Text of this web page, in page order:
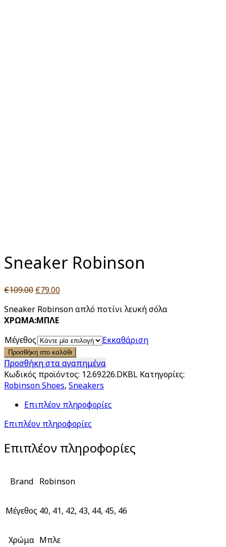
Sneaker Robinson
€109.00 Original
was:
€109.00.
€79.00Η
τιμή
€79.00.
Sneaker Robinson απλό ποτίνι λευκή σόλα
XΡΩΜΑ:ΜΠΛΕ
Μέγεθος
Εκκαθάριση
Προσθήκη στο καλάθι
Προσθήκη στα αγαπημένα
Κωδικός προϊόντος: 12.69226.DKBL Κατηγορίες:
Robinson Shoes, Sneakers
Επιπλέον πληροφορίες
Επιπλέον πληροφορίες
Επιπλέον πληροφορίες
Brand Robinson
Μέγεθος 40, 41, 42, 43, 44, 45, 46
Χρώμα Μπλε